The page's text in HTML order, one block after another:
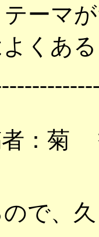
ーマ
くあ
：菊
で、